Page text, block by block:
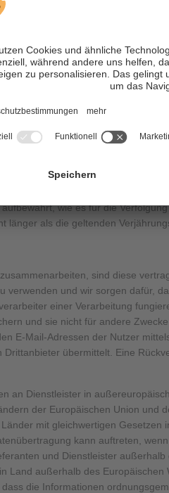
der Inhaber abhängig von den
der personenbezogenen Daten
Ihrer Anfragen in Bezug auf
aufbewahrt, wie es für die
Zusammenhang mit Ihrer
wie es für die
gesetzlich vorgesehenen
usw.) werden Ihre
ist
und etwaigen
wie es für die
länger als die geltenden
sind diese
verwenden und wir sorgen dafür,
einer Verarbeitung
und sie nicht für andere Zwecke
E-Mail-Adressen der Nutzer
übermittelt. Eine
an Dienstleister in
der Europäischen Union und
mit gleichwertigen Gesetzen
kann auftreten,
und Dienstleister
Land außerhalb des Europäischen
die Informationen